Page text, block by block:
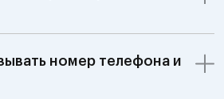
номер телефона и